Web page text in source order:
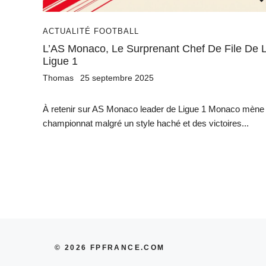
ACTUALITÉ FOOTBALL
L’AS Monaco, Le Surprenant Chef De File De
Ligue 1
Thomas 25 septembre 2025
À retenir sur AS Monaco leader de Ligue 1 Monaco mène
championnat malgré un style haché et des victoires...
© 2026 FPFRANCE.COM